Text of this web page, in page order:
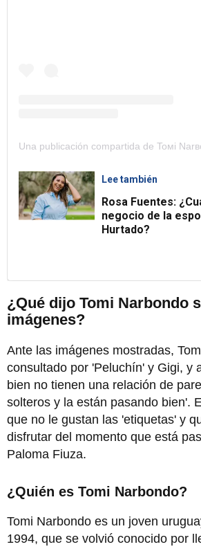
Lee también
Rosa Fuentes:
negocio de la
Hurtado?
¿Qué dijo Tomi Narbondo
imágenes?
Ante las imágenes mostradas,
consultado por 'Peluchín' y Gigi, y
bien no tienen una relación de
solteros y la están pasando bien'.
que no le gustan las 'etiquetas' y
disfrutar del momento que está
Paloma Fiuza.
¿Quién es Tomi Narbondo?
Tomi Narbondo es un joven
1994, que se volvió conocido por